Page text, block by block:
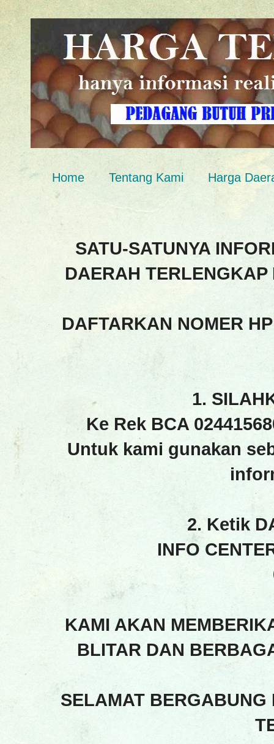
Home Tentang Kami Harga
SATU-SATUNYA
DAERAH TERLENGKAP
DAFTARKAN NOMER
1.
Ke Rek BCA
Untuk kami gunakan
2. Ketik
INFO
KAMI AKAN
BLITAR DAN
SELAMAT